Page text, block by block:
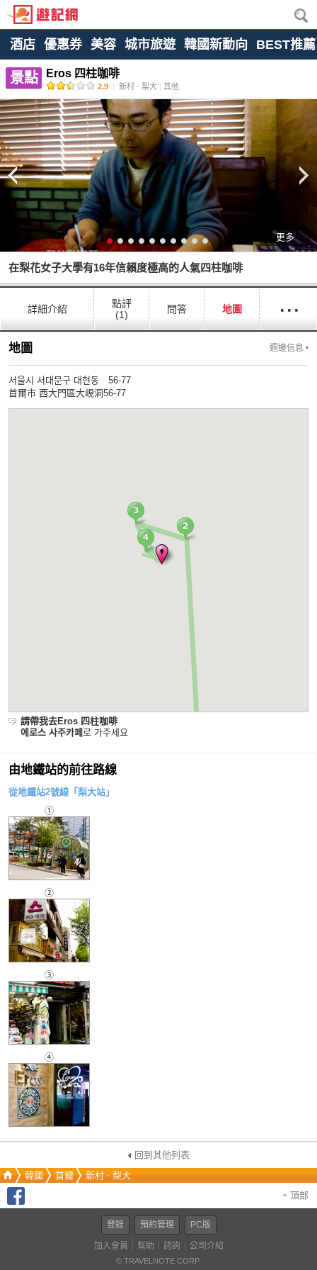
酒店 優惠券 美容 城市旅遊 韓國新動向 BEST推薦
景點 Eros 四柱咖啡
2.9 | 新村ㆍ梨大 | 其他
更多
在梨花女子大學有16年信賴度極高的人氣四柱咖啡
詳細介紹
點評
(1)
問答 地圖 ···
地圖 週邊信息
서울시 서대문구 대현동 56-77
首爾市 西大門區大峴洞56-77
請帶我去Eros 四柱咖啡
에로스 사주카페 로 가주세요
由地鐵站的前往路線
從地鐵站2號線「梨大站」
①
②
③
④
回到其他列表
韓國
首爾
新村ㆍ梨大
頂部
登錄 預約管理 PC版
加入會員 幫助 諮詢 公司介紹
© TRAVELNOTE CORP.